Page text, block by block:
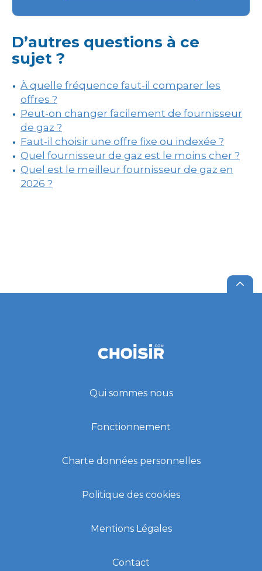
D’autres questions à ce
sujet ?
À quelle fréquence faut-il comparer les
offres ?
Peut-on changer facilement de fournisseur
de gaz ?
Faut-il choisir une offre fixe ou indexée ?
Quel fournisseur de gaz est le moins cher ?
Quel est le meilleur fournisseur de gaz en
2026 ?
Qui sommes nous
Fonctionnement
Charte données personnelles
Politique des cookies
Mentions Légales
Contact